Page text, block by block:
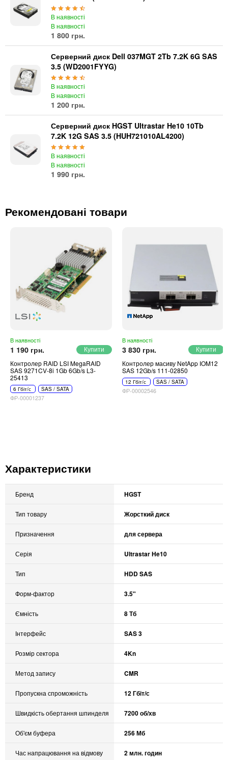
В наявності
В наявності
1 800 грн.
Серверний диск Dell 037MGT 2Tb 7.2K 6G SAS
3.5 (WD2001FYYG)
В наявності
В наявності
1 200 грн.
Серверний диск HGST Ultrastar He10 10Tb
7.2K 12G SAS 3.5 (HUH721010AL4200)
В наявності
В наявності
1 990 грн.
Рекомендовані товари
В наявності
1 190 грн.
Контролер RAID LSI MegaRAID
SAS 9271CV-8i 1Gb 6Gb/s L3-
25413
6 Гбіт/с SAS / SATA
ФР-00001237
В наявності
3 830 грн.
Контролер масиву NetApp IOM12
SAS 12Gb/s 111-02850
12 Гбіт/с SAS / SATA
ФР-00002546
Характеристики
Бренд HGST
Тип товару Жорсткий диск
Призначення для сервера
Серія Ultrastar He10
Тип HDD SAS
Форм-фактор 3.5"
Ємність 8 Тб
Інтерфейс SAS 3
Розмір сектора 4Kn
Метод запису CMR
Пропускна спроможність 12 Гбіт/с
Швидкість обертання шпинделя 7200 об/хв
Об'єм буфера 256 Мб
Час напрацювання на відмову 2 млн. годин